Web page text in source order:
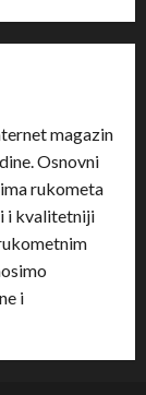
magazin
Osnovni
rukometa
i kvalitetniji
i